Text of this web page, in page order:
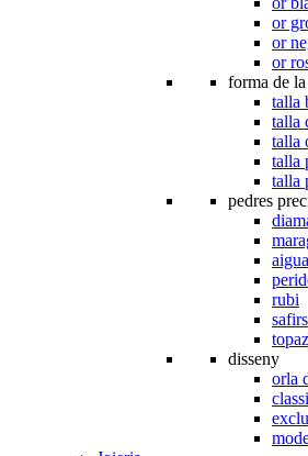
or
or
or
forma de la
talla
talla
talla
talla
talla
pedres
rubi
safirs
disseny
orla